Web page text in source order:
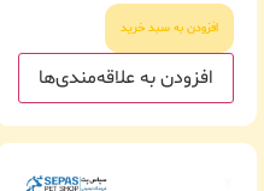
افزودن به سبد خرید
افزودن به علاقه‌مندی‌ها